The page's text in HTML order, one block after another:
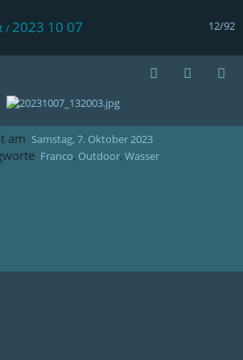
12/92
/ 2023 10 07
am Samstag, 7. Oktober 2023
Franco, Outdoor, Wasser